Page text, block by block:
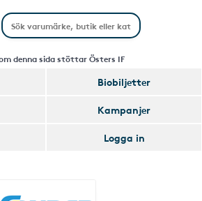
denna sida stöttar Östers IF
Biobiljetter
Kampanjer
Logga in